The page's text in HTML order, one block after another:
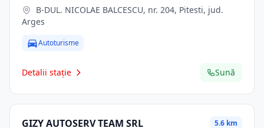
Arges
Autoturisme
Detalii stație Sună
GIZY AUTOSERV TEAM SRL 5.6 km